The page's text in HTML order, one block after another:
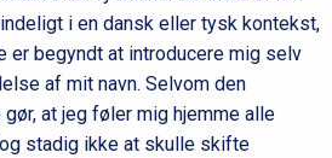
i en dansk eller tysk kontekst,
er begyndt at introducere mig selv
af mit navn. Selvom den
at jeg føler mig hjemme alle
stadig ikke at skulle skifte